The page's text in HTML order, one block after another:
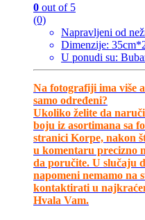
0 out of 5
(0)
Napravljeni od
Dimenzije:
U ponudi su:
Na fotografiji ima više
samo određeni?
Ukoliko želite da
boju iz asortimana sa
stranici Korpe, nakon
u komentaru precizno
da poručite. U slučaju
napomeni nemamo na
kontaktirati u
Hvala Vam.